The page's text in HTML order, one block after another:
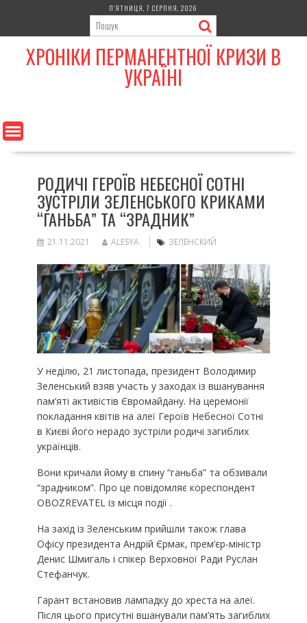
content
П’ЯТНИЦЯ, 7 СЕРПНЯ, 2026
ХРОНІКИ ПЕРМАНЕНТНОЇ КРИЗИ В
УКРАЇНІ
РОДИЧІ ГЕРОЇВ НЕБЕСНОЇ СОТНІ
ЗУСТРІЛИ ЗЕЛЕНСЬКОГО КРИКАМИ
“ГАНЬБА” ТА “ЗРАДНИК”
21.11.2021 ALESYA ЗЕЛЕНСКИЙ
У неділю, 21 листопада, президент Володимир
Зеленський взяв участь у заходах із вшанування
пам’яті активістів Євромайдану. На церемонії
покладання квітів на алеї Героїв Небесної Сотні
в Києві його нерадо зустріли родичі загиблих
українців.
Вони кричали йому в спину “ганьба” та обзивали
“зрадником”. Про це повідомляє кореспондент
OBOZREVATEL із місця події .
На захід із Зеленським прийшли також глава
Офісу президента Андрій Єрмак, прем’єр-міністр
Денис Шмигаль і спікер Верховної Ради Руслан
Стефанчук.
Гарант встановив лампадку до хреста на алеї.
Після цього присутні вшанували пам’ять загиблих